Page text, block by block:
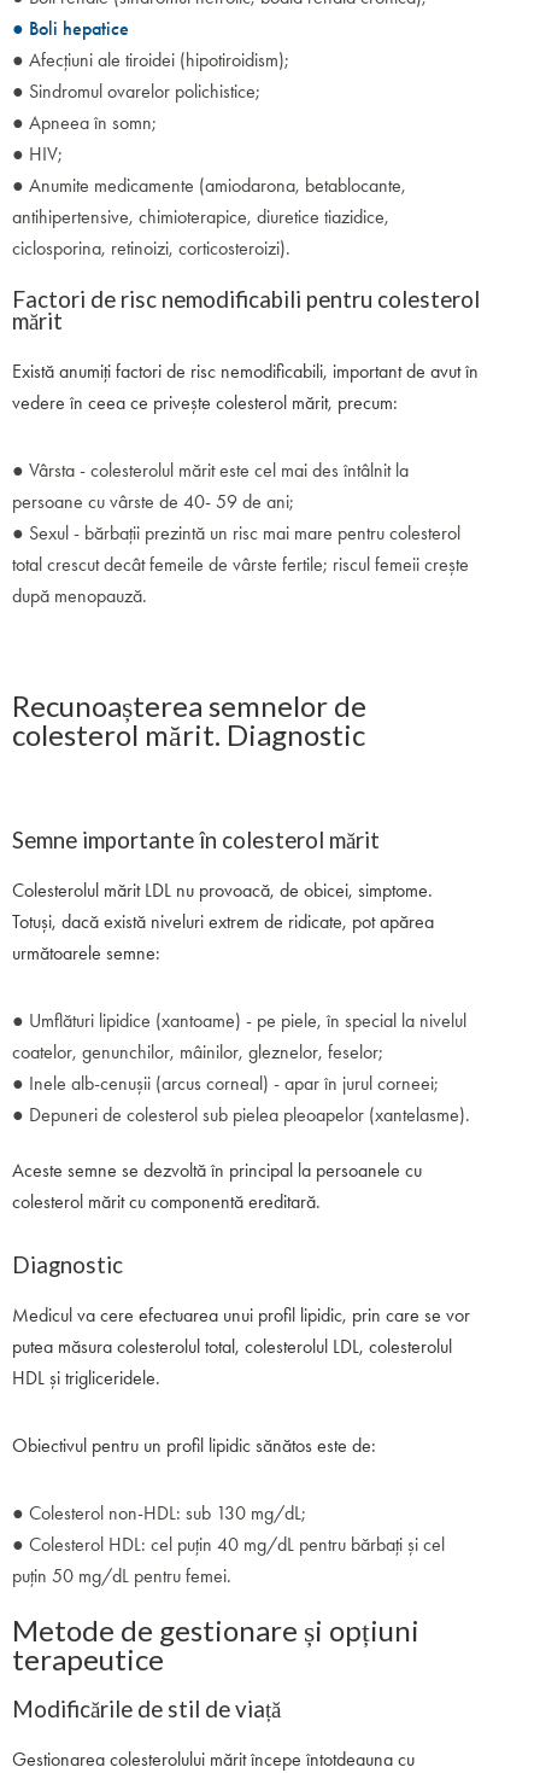
● Boli hepatice
● Afecțiuni ale tiroidei (hipotiroidism);
● Sindromul ovarelor polichistice;
● Apneea în somn;
● HIV;
● Anumite medicamente (amiodarona, betablocante,
antihipertensive, chimioterapice, diuretice tiazidice,
ciclosporina, retinoizi, corticosteroizi).
Factori de risc nemodificabili pentru colesterol
mărit
Există anumiți factori de risc nemodificabili, important de avut în
vedere în ceea ce privește colesterol mărit, precum:
● Vârsta - colesterolul mărit este cel mai des întâlnit la
persoane cu vârste de 40- 59 de ani;
● Sexul - bărbații prezintă un risc mai mare pentru colesterol
total crescut decât femeile de vârste fertile; riscul femeii crește
după menopauză.
Recunoașterea semnelor de
colesterol mărit. Diagnostic
Semne importante în colesterol mărit
Colesterolul mărit LDL nu provoacă, de obicei, simptome.
Totuși, dacă există niveluri extrem de ridicate, pot apărea
următoarele semne:
● Umflături lipidice (xantoame) - pe piele, în special la nivelul
coatelor, genunchilor, mâinilor, gleznelor, feselor;
● Inele alb-cenușii (arcus corneal) - apar în jurul corneei;
● Depuneri de colesterol sub pielea pleoapelor (xantelasme).
Aceste semne se dezvoltă în principal la persoanele cu
colesterol mărit cu componentă ereditară.
Diagnostic
Medicul va cere efectuarea unui profil lipidic, prin care se vor
putea măsura colesterolul total, colesterolul LDL, colesterolul
HDL și trigliceridele.
Obiectivul pentru un profil lipidic sănătos este de:
● Colesterol non-HDL: sub 130 mg/dL;
● Colesterol HDL: cel puțin 40 mg/dL pentru bărbați și cel
puțin 50 mg/dL pentru femei.
Metode de gestionare și opțiuni
terapeutice
Modificările de stil de viață
Gestionarea colesterolului mărit începe întotdeauna cu